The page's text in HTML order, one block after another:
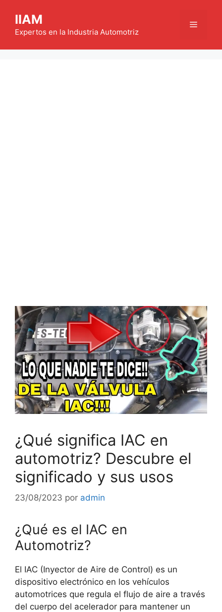
contenido
IIAM
Expertos en la Industria Automotriz
Menú
¿Qué significa IAC en
automotriz? Descubre el
significado y sus usos
23/08/2023 por admin
¿Qué es el IAC en
Automotriz?
El IAC (Inyector de Aire de Control) es un
dispositivo electrónico en los vehículos
automotrices que regula el flujo de aire a través
del cuerpo del acelerador para mantener un